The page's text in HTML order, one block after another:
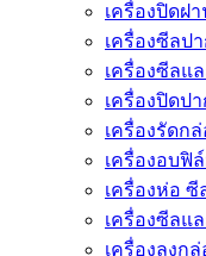
เครื่องปิดฝ
เครื่องซีลป
เครื่องซีล
เครื่องปิดป
เครื่องรัดกล่
เครื่องอบฟิ
เครื่องห่อ
เครื่องซีลแ
เครื่องลงก